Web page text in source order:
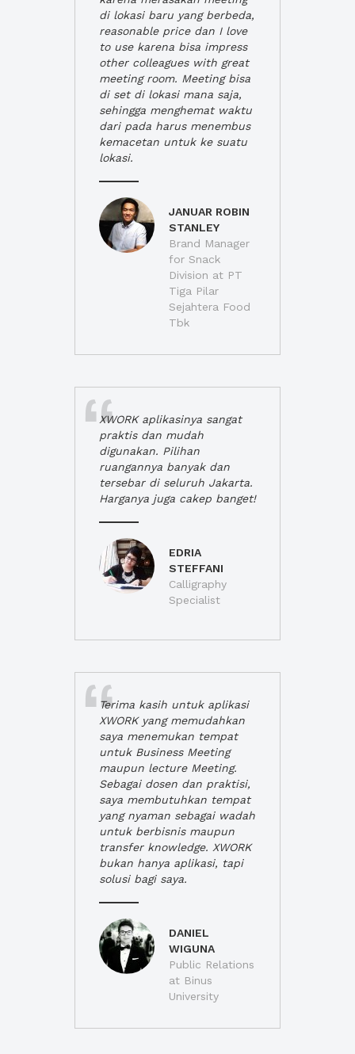
di lokasi baru yang berbeda,
reasonable price dan I love
to use karena bisa impress
other colleagues with great
meeting room. Meeting bisa
di set di lokasi mana saja,
sehingga menghemat waktu
dari pada harus menembus
kemacetan untuk ke suatu
lokasi.
JANUAR ROBIN
STANLEY
Brand Manager
for Snack
Division at PT
Tiga Pilar
Sejahtera Food
Tbk
XWORK aplikasinya sangat
praktis dan mudah
digunakan. Pilihan
ruangannya banyak dan
tersebar di seluruh Jakarta.
Harganya juga cakep banget!
EDRIA
STEFFANI
Calligraphy
Specialist
Terima kasih untuk aplikasi
XWORK yang memudahkan
saya menemukan tempat
untuk Business Meeting
maupun lecture Meeting.
Sebagai dosen dan praktisi,
saya membutuhkan tempat
yang nyaman sebagai wadah
untuk berbisnis maupun
transfer knowledge. XWORK
bukan hanya aplikasi, tapi
solusi bagi saya.
DANIEL
WIGUNA
Public Relations
at Binus
University